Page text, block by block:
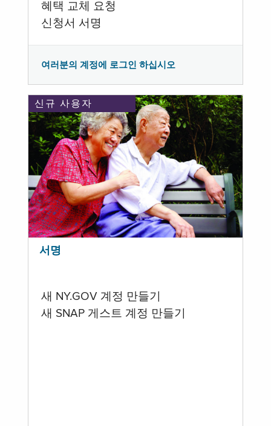
혜택 교체 요청
신청서 서명
여러분의 계정에 로그인 하십시오
신규 사용자
서명
새 NY.GOV 계정 만들기
새 SNAP 게스트 계정 만들기